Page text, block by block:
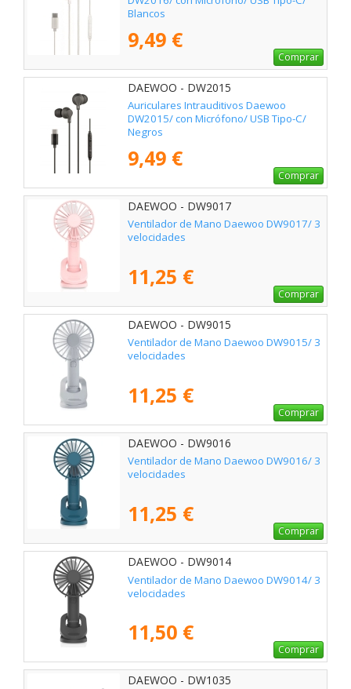
Blancos
9,49 €
Comprar
DAEWOO - DW2015
Auriculares Intrauditivos Daewoo
DW2015/ con Micrófono/ USB Tipo-C/
Negros
9,49 €
Comprar
DAEWOO - DW9017
Ventilador de Mano Daewoo DW9017/ 3
velocidades
11,25 €
Comprar
DAEWOO - DW9015
Ventilador de Mano Daewoo DW9015/ 3
velocidades
11,25 €
Comprar
DAEWOO - DW9016
Ventilador de Mano Daewoo DW9016/ 3
velocidades
11,25 €
Comprar
DAEWOO - DW9014
Ventilador de Mano Daewoo DW9014/ 3
velocidades
11,50 €
Comprar
DAEWOO - DW1035